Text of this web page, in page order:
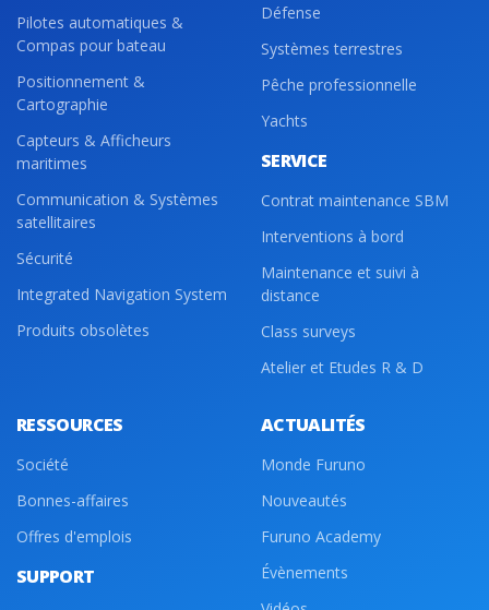
Pilotes automatiques &
Compas pour bateau
Positionnement &
Cartographie
Capteurs & Afficheurs
maritimes
Communication & Systèmes
satellitaires
Sécurité
Integrated Navigation System
Produits obsolètes
Défense
Systèmes terrestres
Pêche professionnelle
Yachts
SERVICE
Contrat maintenance SBM
Interventions à bord
Maintenance et suivi à
distance
Class surveys
Atelier et Etudes R & D
RESSOURCES
Société
Bonnes-affaires
Offres d'emplois
SUPPORT
ACTUALITÉS
Monde Furuno
Nouveautés
Furuno Academy
Évènements